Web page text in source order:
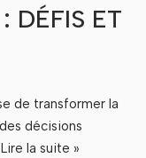
DÉFIS ET
de transformer la
décisions
Lire la suite »